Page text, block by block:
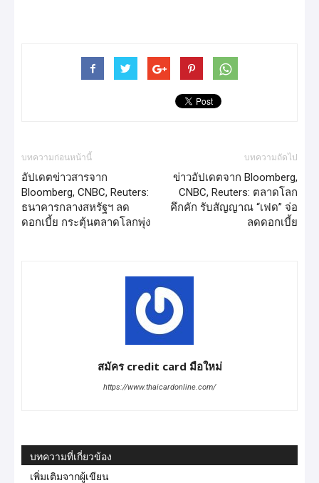
บทความก่อนหน้านี้
อัปเดตข่าวสารจาก
Bloomberg, CNBC, Reuters:
ธนาคารกลางสหรัฐฯ ลด
ดอกเบี้ย กระตุ้นตลาดโลกพุ่ง
บทความถัดไป
ข่าวอัปเดตจาก Bloomberg,
CNBC, Reuters: ตลาดโลก
คึกคัก รับสัญญาณ “เฟด” จ่อ
ลดดอกเบี้ย
สมัคร credit card มือใหม่
https://www.thaicardonline.com/
บทความที่เกี่ยวข้อง
เพิ่มเติมจากผู้เขียน